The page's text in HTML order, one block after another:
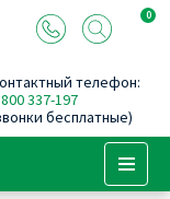
0
телефон:
337-197
бесплатные)